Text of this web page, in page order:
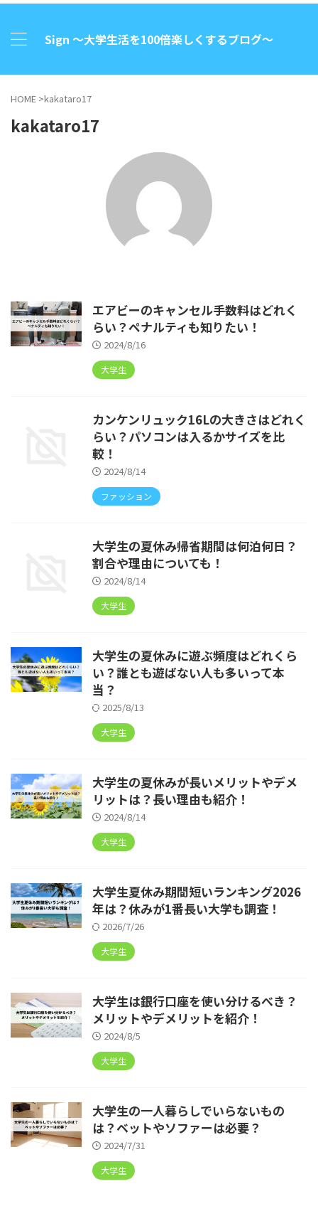
Sign 〜大学生活を100倍楽しくするブログ〜
HOME >kakataro17
kakataro17
エアビーのキャンセル手数料はどれく
らい？ペナルティも知りたい！
2024/8/16
大学生
カンケンリュック16Lの大きさはどれく
らい？パソコンは入るかサイズを比
較！
2024/8/14
ファッション
大学生の夏休み帰省期間は何泊何日？
割合や理由についても！
2024/8/14
大学生
大学生の夏休みに遊ぶ頻度はどれくら
い？誰とも遊ばない人も多いって本
当？
2025/8/13
大学生
大学生の夏休みが長いメリットやデメ
リットは？長い理由も紹介！
2024/8/14
大学生
大学生夏休み期間短いランキング2026
年は？休みが1番長い大学も調査！
2026/7/26
大学生
大学生は銀行口座を使い分けるべき？
メリットやデメリットを紹介！
2024/8/5
大学生
大学生の一人暮らしでいらないもの
は？ベットやソファーは必要？
2024/7/31
大学生